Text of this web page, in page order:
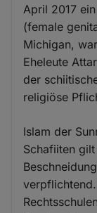
April 2017
(female
Michigan,
Eheleute
der
religiöse
Islam der
Schafiiten